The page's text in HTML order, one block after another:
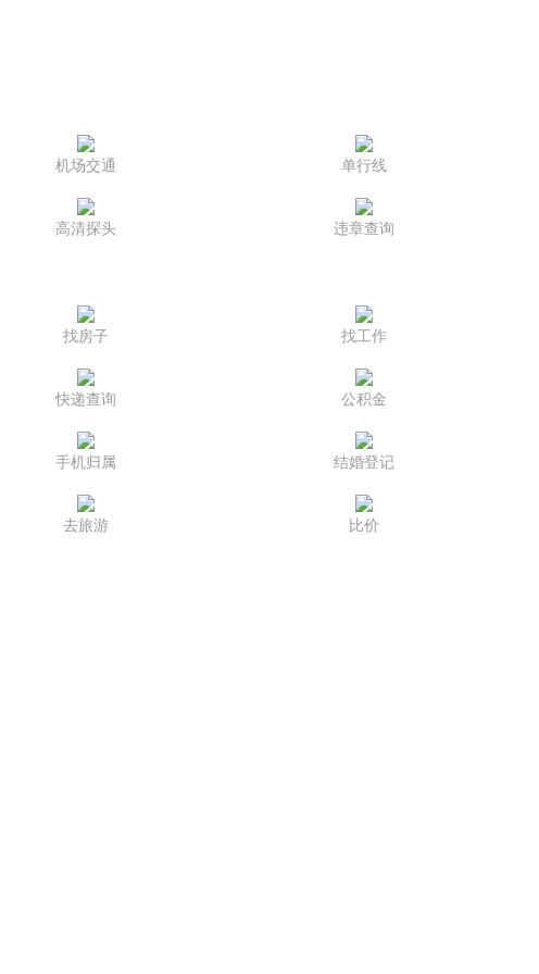
机场交通 单行线
高清探头 违章查询
找房子 找工作
快递查询 公积金
手机归属 结婚登记
去旅游 比价